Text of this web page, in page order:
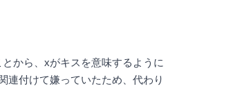
から、xがキスを意味するように
連付けて嫌っていたため、代わり